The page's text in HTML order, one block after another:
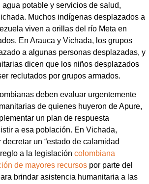
potable y servicios de salud,
Muchos indígenas desplazados a
viven a orillas del río Meta en
En Arauca y Vichada, los grupos
a algunas personas desplazadas, y
dicen que los niños desplazados
reclutados por grupos armados.
deben evaluar urgentemente
de quienes huyeron de Apure,
un plan de respuesta
a esa población. En Vichada,
un “estado de calamidad
a la legislación colombiana
de mayores recursos por parte del
brindar asistencia humanitaria a las